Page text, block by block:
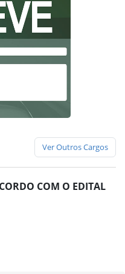
Ver Outros Cargos
COM O EDITAL